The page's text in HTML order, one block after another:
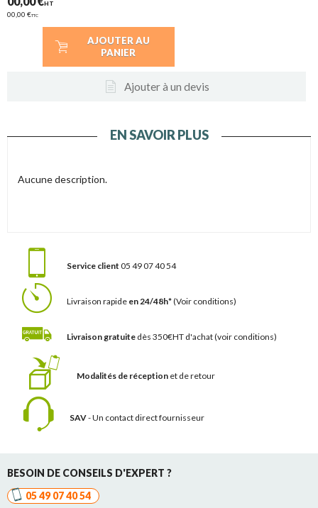
HT
00,00 €TTC
AJOUTER AU
PANIER
Ajouter à un devis
EN SAVOIR PLUS
Aucune description.
Service client 05 49 07 40 54
Livraison rapide en 24/48h*(Voir conditions)
Livraison gratuite dès 350€HT d'achat(voir conditions)
Modalités de réception et de retour
SAV- Un contact direct fournisseur
BESOIN DE CONSEILS D'EXPERT ?
05 49 07 40 54